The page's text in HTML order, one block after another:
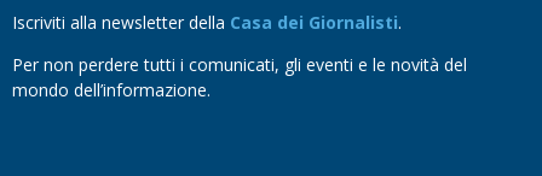
Iscriviti alla newsletter della Casa dei Giornalisti.
Per non perdere tutti i comunicati, gli eventi e le novità del
mondo dell’informazione.